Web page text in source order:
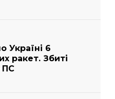
Україні 6
ракет. Збиті
ПС